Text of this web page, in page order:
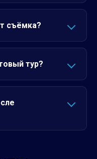
съёмка?
тур?